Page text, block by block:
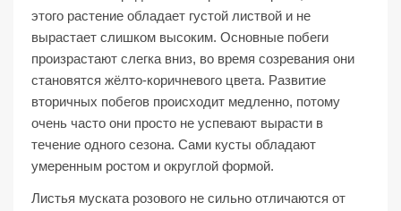
этого растение обладает густой листвой и не
вырастает слишком высоким. Основные побеги
произрастают слегка вниз, во время созревания они
становятся жёлто-коричневого цвета. Развитие
вторичных побегов происходит медленно, потому
очень часто они просто не успевают вырасти в
течение одного сезона. Сами кусты обладают
умеренным ростом и округлой формой.
Листья муската розового не сильно отличаются от